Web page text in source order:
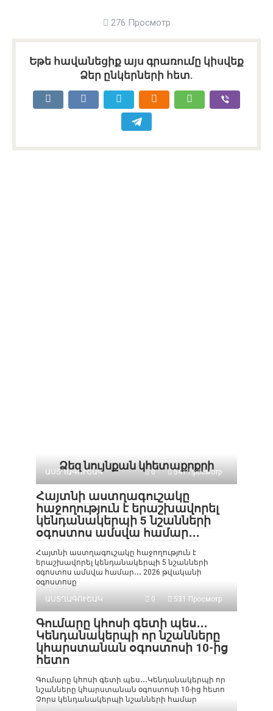
276 Просмотр
Եթե հավանեցիք այս գրառումը կիսվեք
Ձեր ընկերների հետ.
Ձեզ նույնքան կհետաքրքրի
ԱՍՏՂԱԳՈՒՇԱԿ 0 541 Просмотр
Հայտնի աստղագուշակը
հաջողություն է երաշխավորել
կենդանակերպի 5 նշանների
օգոստոս ամսվա համար․․․
Հայտնի աստղագուշակը հաջողություն է
երաշխավորել կենդանակերպի 5 նշանների
օգոստոս ամսվա համար․․․ 2026 թվականի
օգոստոսը
ԱՍՏՂԱԳՈՒՇԱԿ
0 531 Просмотр
Գումարը կհոսի գետի պես․․․
Կենդանակերպի որ նշանները
կհարստանան օգոստոսի 10-ից
հետո
Գումարը կհոսի գետի պես․․․Կենդանակերպի որ
նշանները կհարստանան օգոստոսի 10-ից հետո
Չորս կենդանակերպի նշանների համար